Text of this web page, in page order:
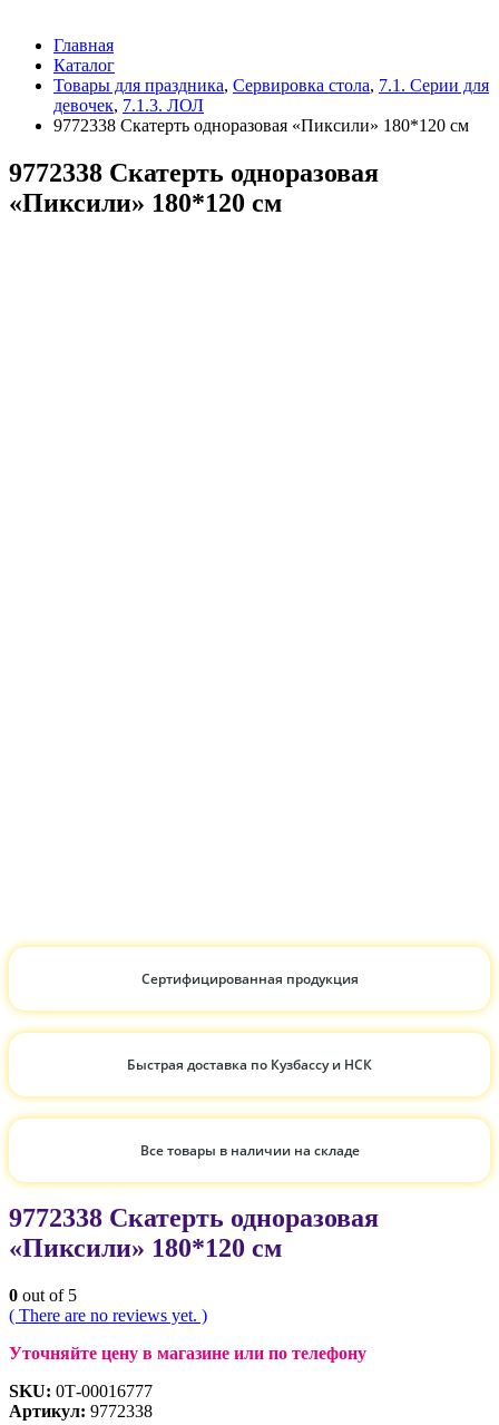
Главная
Каталог
Товары для праздника, Сервировка стола, 7.1. Серии для
девочек, 7.1.3. ЛОЛ
9772338 Скатерть одноразовая «Пиксили» 180*120 см
9772338 Скатерть одноразовая
«Пиксили» 180*120 см
Сертифицированная продукция
Быстрая доставка по Кузбассу и НСК
Все товары в наличии на складе
9772338 Скатерть одноразовая
«Пиксили» 180*120 см
0 out of 5
( There are no reviews yet. )
Уточняйте цену в магазине или по телефону
SKU: 0Т-00016777
Артикул: 9772338